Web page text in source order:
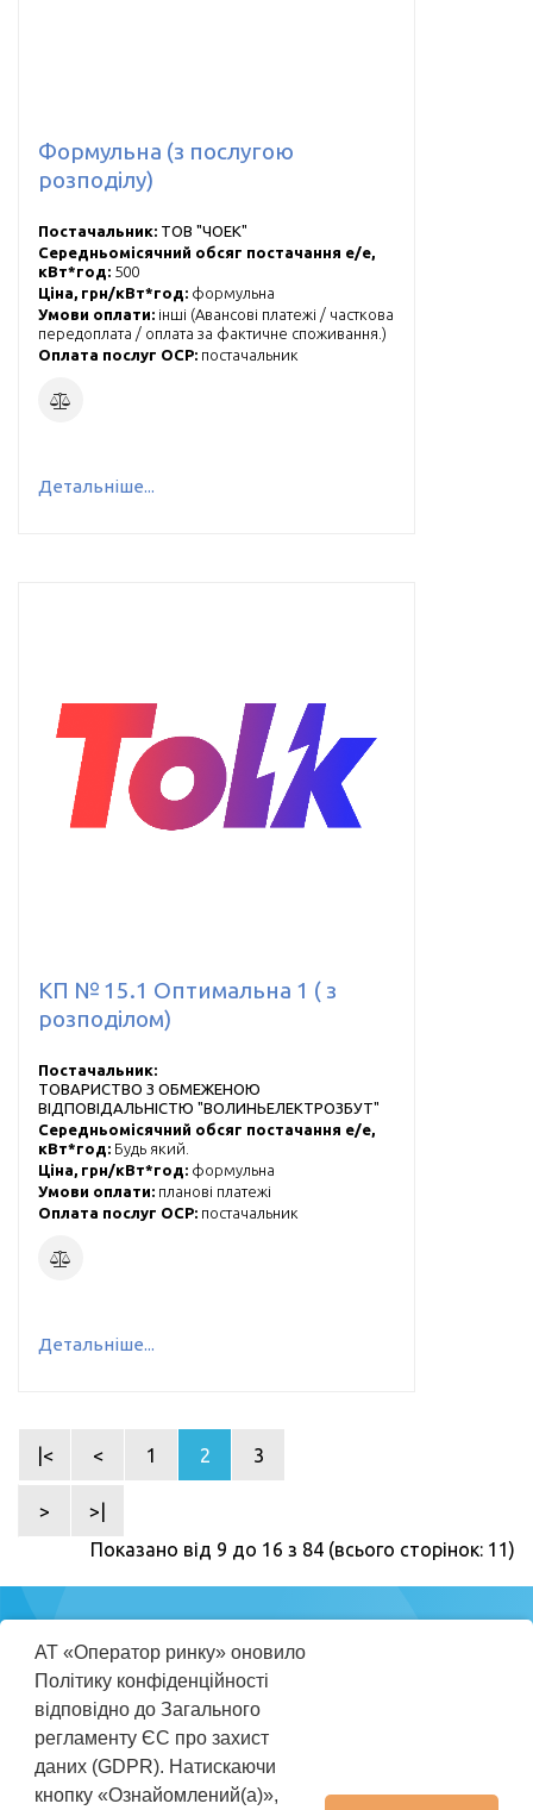
Формульна (з послугою
розподілу)
Постачальник: ТОВ "ЧОЕК"
Середньомісячний обсяг постачання е/е,
кВт*год: 500
Ціна, грн/кВт*год: формульна
Умови оплати: інші (Авансові платежі / часткова
передоплата / оплата за фактичне споживання. )
Оплата послуг ОСР: постачальник
Детальніше...
КП № 15.1 Оптимальна 1 ( з
розподілом)
Постачальник:
ТОВАРИСТВО З ОБМЕЖЕНОЮ
ВІДПОВІДАЛЬНІСТЮ "ВОЛИНЬЕЛЕКТРОЗБУТ"
Середньомісячний обсяг постачання е/е,
кВт*год: Будь який.
Ціна, грн/кВт*год: формульна
Умови оплати: планові платежі
Оплата послуг ОСР: постачальник
Детальніше...
|< < 1 2 3
>
>|
Показано від 9 до 16 з 84 (всього сторінок: 11)
Міністерство
енергетики
України
ПРАВИЛА КОРИСТУВАННЯ REP
ІНСТРУКЦІЯ КОРИСТУВАЧА
АТ «Оператор ринку» оновило
Політику конфіденційності
відповідно до Загального
регламенту ЄС про захист
даних (GDPR). Натискаючи
кнопку «Ознайомлений(а)»,